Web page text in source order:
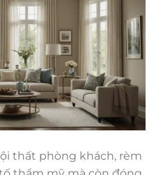
thất phòng khách, rèm